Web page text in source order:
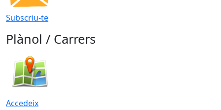
Subscriu-te
Plànol / Carrers
Accedeix